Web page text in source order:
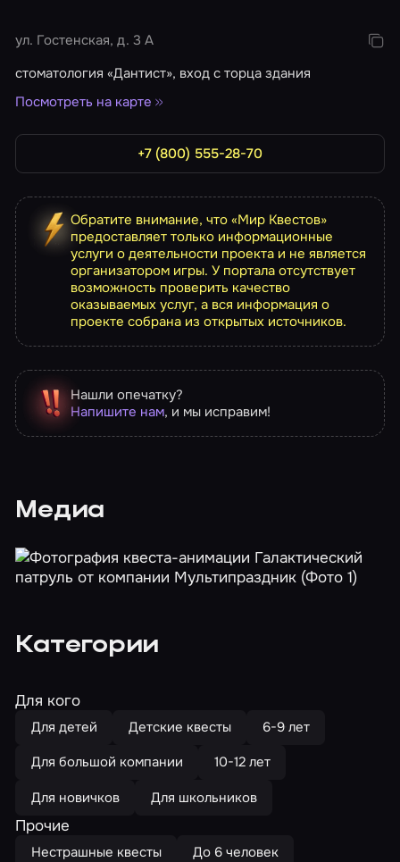
ул. Гостенская, д. 3 А
стоматология «Дантист», вход с торца здания
Посмотреть на карте
+7 (800) 555-28-70
Обратите внимание, что «Мир Квестов»
предоставляет только информационные
услуги о деятельности проекта и не является
организатором игры. У портала отсутствует
возможность проверить качество
оказываемых услуг, а вся информация о
проекте собрана из открытых источников.
Нашли опечатку?
Напишите нам, и мы исправим!
Медиа
Категории
Для кого
Для детей Детские квесты
6-9 лет
Для большой компании
10-12 лет
Для новичков
Для школьников
Прочие
Нестрашные квесты
До 6 человек